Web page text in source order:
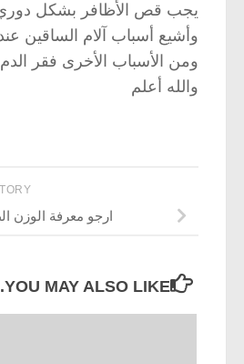
يجب قص الأظافر بشكل دوري
وأشيع أسباب آلام الساقين
ومن الأسباب الأخرى فقر
والله أعلم
ارجو معرفة الوزن
YOU MAY ALSO LIKE...